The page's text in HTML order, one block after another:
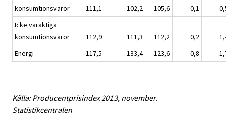
konsumtionsvaror
111,1 102,2 105,6 -0,1
Icke varaktiga
konsumtionsvaror
112,9 111,3 112,2 0,2
Energi
117,5 133,4 123,6 -0,8 -
Källa: Producentprisindex 2013, november.
Statistikcentralen